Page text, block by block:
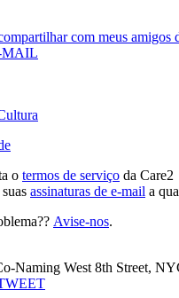
com meus amigos
MAIL
o termos de serviço da Care2
assinaturas de e-mail a
Avise-nos.
Naming West 8th Street,